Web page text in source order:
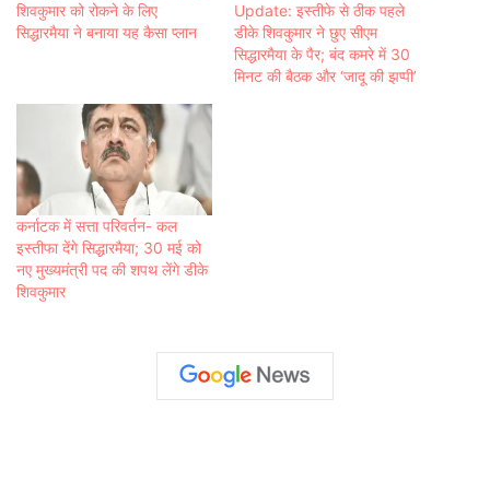
शिवकुमार को रोकने के लिए
सिद्धारमैया ने बनाया यह कैसा प्‍लान
Update: इस्तीफे से ठीक पहले
डीके शिवकुमार ने छुए सीएम
सिद्धारमैया के पैर; बंद कमरे में 30
मिनट की बैठक और ‘जादू की झप्पी’
कर्नाटक में सत्ता परिवर्तन- कल
इस्तीफा देंगे सिद्धारमैया; 30 मई को
नए मुख्यमंत्री पद की शपथ लेंगे डीके
शिवकुमार